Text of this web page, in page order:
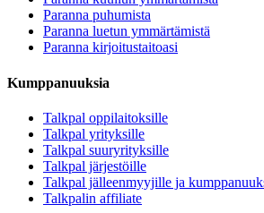
Paranna puhumista
Paranna luetun ymmärtämistä
Paranna kirjoitustaitoasi
Kumppanuuksia
Talkpal oppilaitoksille
Talkpal yrityksille
Talkpal suuryrityksille
Talkpal järjestöille
Talkpal jälleenmyyjille ja
Talkpalin affiliate